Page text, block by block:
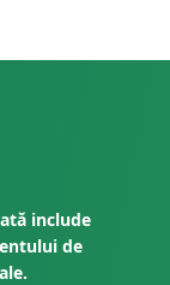
include
de